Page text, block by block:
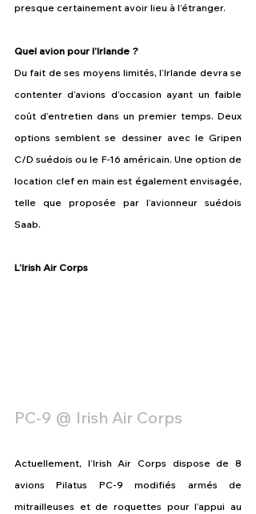
presque certainement avoir lieu à l’étranger.
Quel avion pour l’Irlande ?
Du fait de ses moyens limités, l’Irlande devra se
contenter d’avions d’occasion ayant un faible
coût d’entretien dans un premier temps. Deux
options semblent se dessiner avec le Gripen
C/D suédois ou le F-16 américain. Une option de
location clef en main est également envisagée,
telle que proposée par l’avionneur suédois
Saab.
L’Irish Air Corps
PC-9 @ Irish Air Corps
Actuellement, l’Irish Air Corps dispose de 8
avions Pilatus PC-9 modifiés armés de
mitrailleuses et de roquettes pour l’appui au